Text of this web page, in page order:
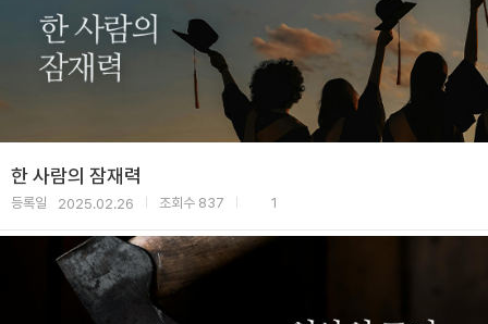
한 사람의 잠재력
등록일 2025.02.26 조회수 837 1